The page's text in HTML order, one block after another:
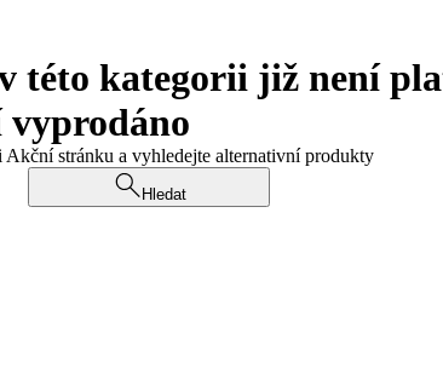
této kategorii již není
vyprodáno
stránku a vyhledejte alternativní produkty
Hledat